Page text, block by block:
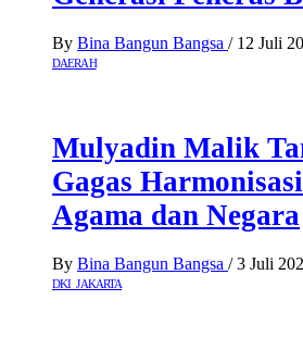
By Bina Bangun Bangsa / 12 Juli
DAERAH
Mulyadin Malik
Gagas
Agama dan Negara
By Bina Bangun Bangsa / 3 Juli
DKI JAKARTA